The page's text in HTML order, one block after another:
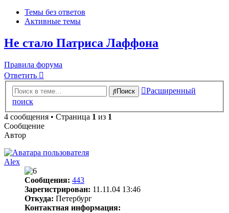
Темы без ответов
Активные темы
Не стало Патриса Лаффона
Правила форума
Ответить
Поиск
Расширенный
поиск
4 сообщения • Страница 1 из 1
Сообщение
Автор
Alex
Сообщения: 443
Зарегистрирован: 11.11.04 13:46
Откуда: Петербург
Контактная информация: